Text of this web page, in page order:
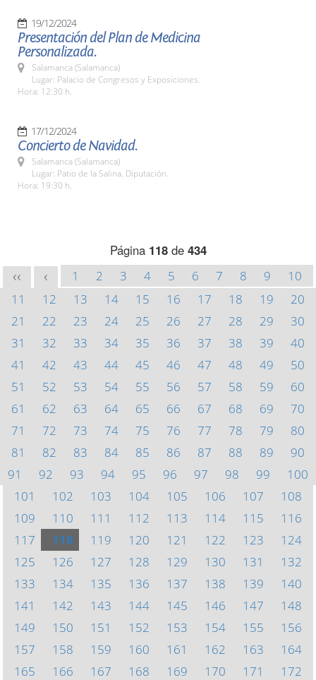
19/12/2024
Presentación del Plan de Medicina
Personalizada.
Salamanca (Salamanca)
Lugar: Palacio de Congresos y Exposiciones.
Hora: 12:30 h.
17/12/2024
Concierto de Navidad.
Salamanca (Salamanca)
Lugar: Patio de la Salina. Diputación.
Hora: 19:30 h.
Página 118de 434
<< < 1 2 3 4 5 6 7 8 9
10
11
12 13 14 15 16 17 18 19
20
21
22 23 24 25 26 27 28 29
30
31
32 33 34 35 36 37 38 39
40
41
42 43 44 45 46 47 48 49
50
51
52 53 54 55 56 57 58 59
60
61
62 63 64 65 66 67 68 69
70
71
72 73 74 75 76 77 78 79
80
81
82 83 84 85 86 87 88 89
90
91
92 93 94 95 96 97 98 99
100
101
102 103 104 105 106 107
108
109
110 111 112 113 114 115
116
117
118 119 120 121 122 123
124
125
126 127 128 129 130 131
132
133
134 135 136 137 138 139
140
141
142 143 144 145 146 147
148
149
150 151 152 153 154 155
156
157
158 159 160 161 162 163
164
165
166 167 168 169 170 171
172